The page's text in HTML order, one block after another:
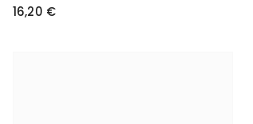
16,20 €